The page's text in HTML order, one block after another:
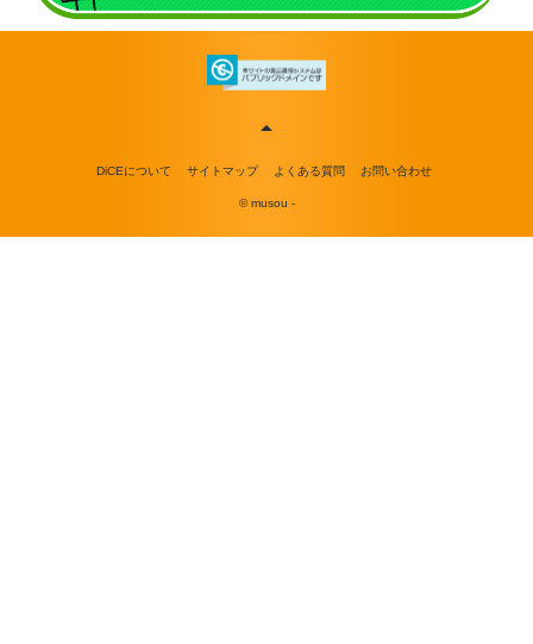
DiCEについて サイトマップ よくある質問 お問い合わせ
© musou -